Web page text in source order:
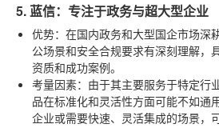
5. 蓝信：专注于政务与超大型企业
优势：在国内政务和大型国企市场深
公场景和安全合规要求有深刻理解，
资质和成功案例。
考量因素：由于其主要服务于特定行
品在标准化和灵活性方面可能不如通
企业或需要快速、灵活集成的场景，